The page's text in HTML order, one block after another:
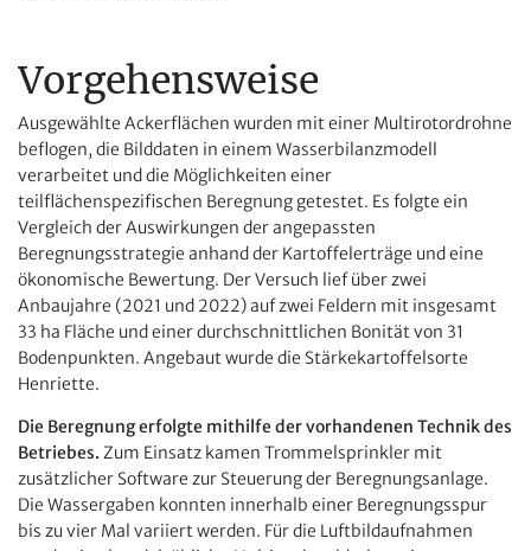
Vorgehensweise
Ausgewählte Ackerflächen wurden mit einer Multirotordrohne
beflogen, die Bilddaten in einem Wasserbilanzmodell
verarbeitet und die Möglichkeiten einer
teilflächenspezifischen Beregnung getestet. Es folgte ein
Vergleich der Auswirkungen der angepassten
Beregnungsstrategie anhand der Kartoffelerträge und eine
ökonomische Bewertung. Der Versuch lief über zwei
Anbaujahre (2021 und 2022) auf zwei Feldern mit insgesamt
33 ha Fläche und einer durchschnittlichen Bonität von 31
Bodenpunkten. Angebaut wurde die Stärkekartoffelsorte
Henriette.
Die Beregnung erfolgte mithilfe der vorhandenen Technik des
Betriebes. Zum Einsatz kamen Trommelsprinkler mit
zusätzlicher Software zur Steuerung der Beregnungsanlage.
Die Wassergaben konnten innerhalb einer Beregnungsspur
bis zu vier Mal variiert werden. Für die Luftbildaufnahmen